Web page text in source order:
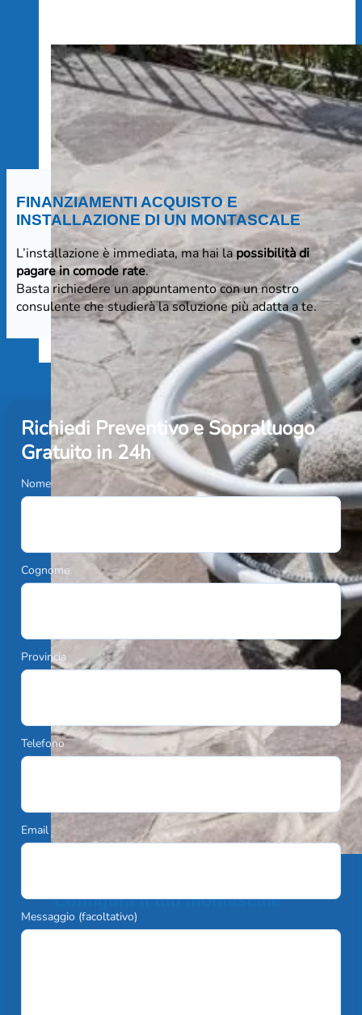
Configura il tuo montascale
Scopri di più
FINANZIAMENTI ACQUISTO E
INSTALLAZIONE DI UN MONTASCALE
L’installazione è immediata, ma hai lapossibilità di
pagare in comode rate.
Basta richiedere un appuntamento con un nostro
consulente che studierà la soluzione più adatta a te.
Richiedi Preventivo e Sopralluogo
Gratuito in 24h
Nome
Cognome
Provincia
Telefono
Email
Messaggio (facoltativo)